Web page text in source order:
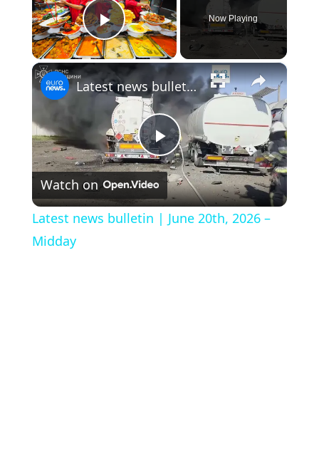
Play Video
Now Playing
×
Play
Video
Latest news bulletin | June 20th, 2026 – Midday
Watch on
Latest news bulletin | June 20th, 2026 –
Midday